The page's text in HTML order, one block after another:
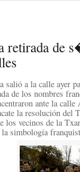
retirada de
a la calle ayer
de los nombres
ante la
la resolución del
los vecinos de la
la simbología